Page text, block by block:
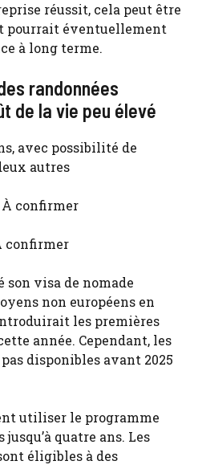
réussit, cela peut être
pourrait éventuellement
à long terme.
randonnées
de la vie peu élevé
avec possibilité de
autres
À confirmer
confirmer
son visa de nomade
non européens en
les premières
année. Cependant, les
disponibles avant 2025
utiliser le programme
quatre ans. Les
éligibles à des